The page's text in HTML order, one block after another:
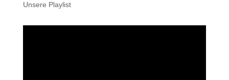
Unsere Playlist